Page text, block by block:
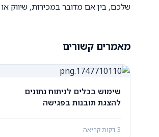
שלכם, בין אם מדובר במכירות, שיווק או
מאמרים קשורים
שימוש בכלים לניתוח נתונים
להצגת תובנות בפגישה
3 דקות קריאה